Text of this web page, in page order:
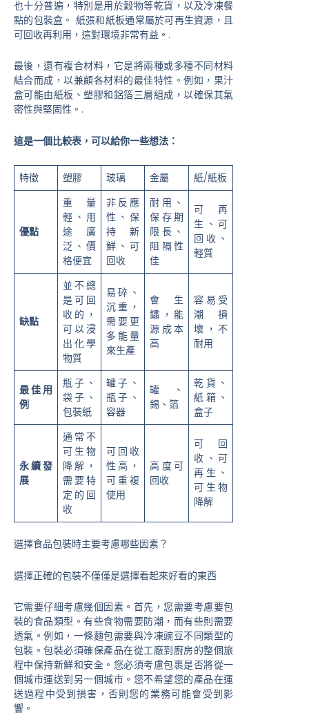
也十分普遍，特別是用於穀物等乾貨，以及冷凍餐
點的包裝盒。 紙張和紙板通常屬於可再生資源，且
可回收再利用，這對環境非常有益。.
最後，還有複合材料，它是將兩種或多種不同材料
結合而成，以兼顧各材料的最佳特性。例如，果汁
盒可能由紙板、塑膠和鋁箔三層組成，以確保其氣
密性與堅固性。.
這是一個比較表，可以給你一些想法：
特徵 塑膠 玻璃 金屬 紙/紙板
優點
重量
輕、用
途廣
泛、價
格便宜
非反應
性、保
持新
鮮、可
回收
耐用、
保存期
限長、
阻隔性
佳
可再
生、可
回收、
輕質
缺點
並不總
是可回
收的，
可以浸
出化學
物質
易碎、
沉重，
需要更
多能量
來生產
會生
鏽，能
源成本
高
容易受
潮損
壞，不
耐用
最佳用
例
瓶子、
袋子、
包裝紙
罐子、
瓶子、
容器
罐、
錫、箔
乾貨、
紙箱、
盒子
永續發
展
通常不
可生物
降解，
需要特
定的回
收
可回收
性高，
可重複
使用
高度可
回收
可回
收、可
再生、
可生物
降解
選擇食品包裝時主要考慮哪些因素？
選擇正確的包裝不僅僅是選擇看起來好看的東西
它需要仔細考慮幾個因素。首先，您需要考慮要包
裝的食品類型。有些食物需要防潮，而有些則需要
透氣。例如，一條麵包需要與冷凍豌豆不同類型的
包裝。包裝必須確保產品在從工廠到廚房的整個旅
程中保持新鮮和安全。您必須考慮包裹是否將從一
個城市運送到另一個城市。您不希望您的產品在運
送過程中受到損害，否則您的業務可能會受到影
響。